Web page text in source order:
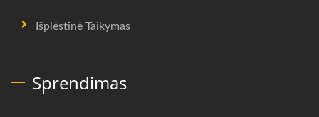
Išplėstinė Taikymas
Sprendimas